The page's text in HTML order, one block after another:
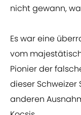
nicht gewann,
Es war eine
vom
Pionier der
dieser
anderen